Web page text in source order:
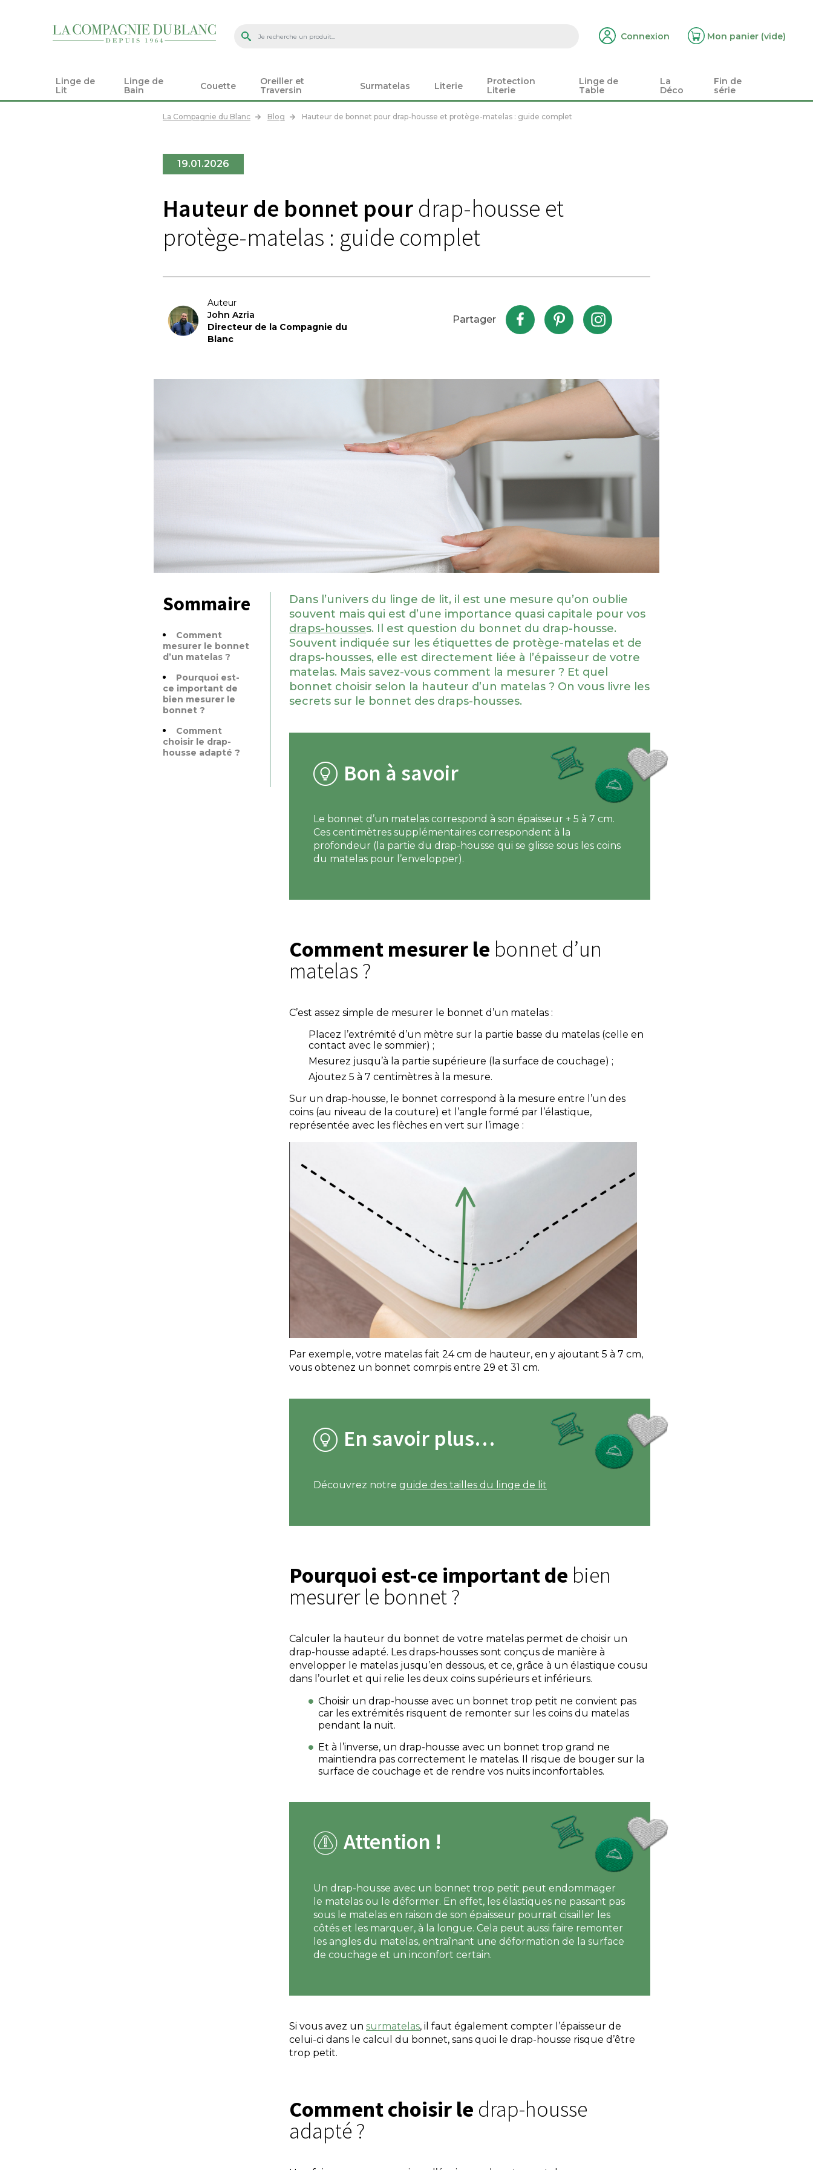
Connexion Mon panier (vide)
Linge de
Lit
Linge de
Bain
Couette
Oreiller et
Traversin
Surmatelas Literie
Protection
Literie
Linge de
Table
La
Déco
Fin de
série
La Compagnie du Blanc Blog Hauteur de bonnet pour drap-housse et protège-matelas : guide complet
19.01.2026
Hauteur de bonnet pourdrap-housse et
protège-matelas : guide complet
Auteur
John Azria
Directeur de la Compagnie du
Blanc
Partager
Sommaire
Comment
mesurer le bonnet
d’un matelas ?
Pourquoi est-
ce important de
bien mesurer le
bonnet ?
Comment
choisir le drap-
housse adapté ?
Dans l’univers du linge de lit, il est une mesure qu’on oublie
souvent mais qui est d’une importance quasi capitale pour vos
draps-housses. Il est question du bonnet du drap-housse.
Souvent indiquée sur les étiquettes de protège-matelas et de
draps-housses, elle est directement liée à l’épaisseur de votre
matelas. Mais savez-vous comment la mesurer ? Et quel
bonnet choisir selon la hauteur d’un matelas ? On vous livre les
secrets sur le bonnet des draps-housses.
Bon à savoir
Le bonnet d’un matelas correspond à son épaisseur + 5 à 7 cm.
Ces centimètres supplémentaires correspondent à la
profondeur (la partie du drap-housse qui se glisse sous les coins
du matelas pour l’envelopper).
Comment mesurer le bonnet d’un
matelas ?
C’est assez simple de mesurer le bonnet d’un matelas :
Placez l’extrémité d’un mètre sur la partie basse du matelas (celle en
contact avec le sommier) ;
Mesurez jusqu’à la partie supérieure (la surface de couchage) ;
Ajoutez 5 à 7 centimètres à la mesure.
Sur un drap-housse, le bonnet correspond à la mesure entre l’un des
coins (au niveau de la couture) et l’angle formé par l’élastique,
représentée avec les flèches en vert sur l’image :
Par exemple, votre matelas fait 24 cm de hauteur, en y ajoutant 5 à 7 cm,
vous obtenez un bonnet comrpis entre 29 et 31 cm.
En savoir plus…
Découvrez notre guide des tailles du linge de lit
Pourquoi est-ce important de bien
mesurer le bonnet ?
Calculer la hauteur du bonnet de votre matelas permet de choisir un
drap-housse adapté. Les draps-housses sont conçus de manière à
envelopper le matelas jusqu’en dessous, et ce, grâce à un élastique cousu
dans l’ourlet et qui relie les deux coins supérieurs et inférieurs.
Choisir un drap-housse avec un bonnet trop petit ne convient pas
car les extrémités risquent de remonter sur les coins du matelas
pendant la nuit.
Et à l’inverse, un drap-housse avec un bonnet trop grand ne
maintiendra pas correctement le matelas. Il risque de bouger sur la
surface de couchage et de rendre vos nuits inconfortables.
Attention !
Un drap-housse avec un bonnet trop petit peut endommager
le matelas ou le déformer. En effet, les élastiques ne passant pas
sous le matelas en raison de son épaisseur pourrait cisailler les
côtés et les marquer, à la longue. Cela peut aussi faire remonter
les angles du matelas, entraînant une déformation de la surface
de couchage et un inconfort certain.
Si vous avez un surmatelas, il faut également compter l’épaisseur de
celui-ci dans le calcul du bonnet, sans quoi le drap-housse risque d’être
trop petit.
Comment choisir le drap-housse
adapté ?